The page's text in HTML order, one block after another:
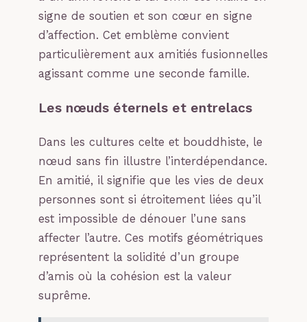
signe de soutien et son cœur en signe
d’affection. Cet emblème convient
particulièrement aux amitiés fusionnelles
agissant comme une seconde famille.
Les nœuds éternels et entrelacs
Dans les cultures celte et bouddhiste, le
nœud sans fin illustre l’interdépendance.
En amitié, il signifie que les vies de deux
personnes sont si étroitement liées qu’il
est impossible de dénouer l’une sans
affecter l’autre. Ces motifs géométriques
représentent la solidité d’un groupe
d’amis où la cohésion est la valeur
suprême.